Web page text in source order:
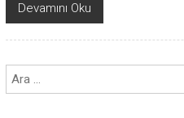
Devamını Oku